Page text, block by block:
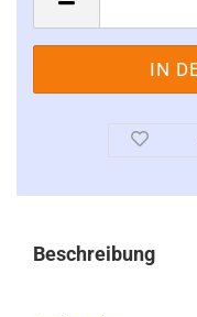
Beschreibung